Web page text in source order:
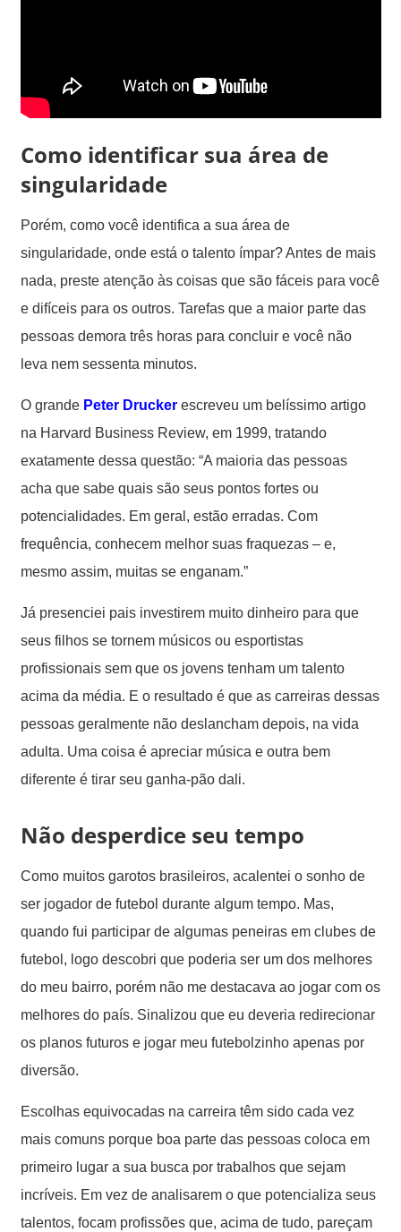
Como identificar sua área de
singularidade
Porém, como você identifica a sua área de
singularidade, onde está o talento ímpar? Antes de mais
nada, preste atenção às coisas que são fáceis para você
e difíceis para os outros. Tarefas que a maior parte das
pessoas demora três horas para concluir e você não
leva nem sessenta minutos.
O grande Peter Druckerescreveu um belíssimo artigo
na Harvard Business Review, em 1999, tratando
exatamente dessa questão: “A maioria das pessoas
acha que sabe quais são seus pontos fortes ou
potencialidades. Em geral, estão erradas. Com
frequência, conhecem melhor suas fraquezas – e,
mesmo assim, muitas se enganam.”
Já presenciei pais investirem muito dinheiro para que
seus filhos se tornem músicos ou esportistas
profissionais sem que os jovens tenham um talento
acima da média. E o resultado é que as carreiras dessas
pessoas geralmente não deslancham depois, na vida
adulta. Uma coisa é apreciar música e outra bem
diferente é tirar seu ganha-pão dali.
Não desperdice seu tempo
Como muitos garotos brasileiros, acalentei o sonho de
ser jogador de futebol durante algum tempo. Mas,
quando fui participar de algumas peneiras em clubes de
futebol, logo descobri que poderia ser um dos melhores
do meu bairro, porém não me destacava ao jogar com os
melhores do país. Sinalizou que eu deveria redirecionar
os planos futuros e jogar meu futebolzinho apenas por
diversão.
Escolhas equivocadas na carreira têm sido cada vez
mais comuns porque boa parte das pessoas coloca em
primeiro lugar a sua busca por trabalhos que sejam
incríveis. Em vez de analisarem o que potencializa seus
talentos, focam profissões que, acima de tudo, pareçam